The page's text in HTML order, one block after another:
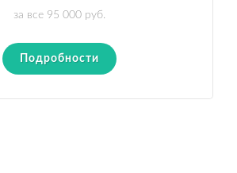
за все 95 000 руб.
Подробности